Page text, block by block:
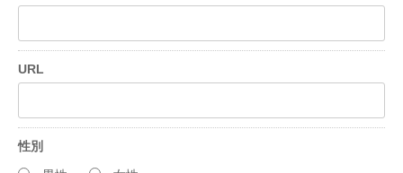
URL
性別